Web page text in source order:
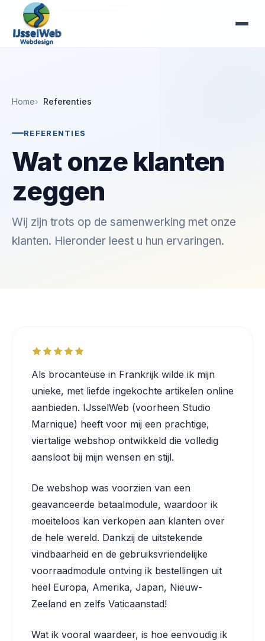
Home Referenties
REFERENTIES
Wat onze klanten
zeggen
Wij zijn trots op de samenwerking met onze
klanten. Hieronder leest u hun ervaringen.
Als brocanteuse in Frankrijk wilde ik mijn
unieke, met liefde ingekochte artikelen online
aanbieden. IJsselWeb (voorheen Studio
Marnique) heeft voor mij een prachtige,
viertalige webshop ontwikkeld die volledig
aansloot bij mijn wensen en stijl.
De webshop was voorzien van een
geavanceerde betaalmodule, waardoor ik
moeiteloos kan verkopen aan klanten over
de hele wereld. Dankzij de uitstekende
vindbaarheid en de gebruiksvriendelijke
voorraadmodule ontving ik bestellingen uit
heel Europa, Amerika, Japan, Nieuw-
Zeeland en zelfs Vaticaanstad!
Wat ik vooral waardeer, is hoe eenvoudig ik